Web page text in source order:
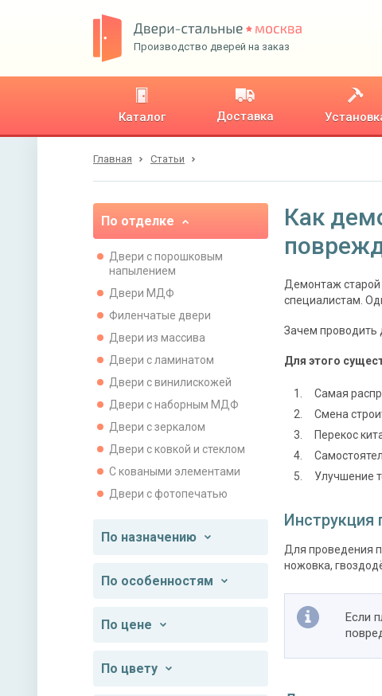
Производство дверей на заказ
Каталог Доставка
Главная Статьи
По отделке
Двери с порошковым
напылением
Двери МДФ
Филенчатые двери
Двери из массива
Двери с ламинатом
Двери с винилискожей
Двери с наборным МДФ
Двери с зеркалом
Двери с ковкой и стеклом
С коваными элементами
Двери с фотопечатью
По назначению
По особенностям
По цене
По цвету
Как
Демонтаж старой
специалистам.
Зачем проводить
Для этого
Самая
Смена
Перекос
Улучшение
Инструкция
Для проведения
ножовка,
Если